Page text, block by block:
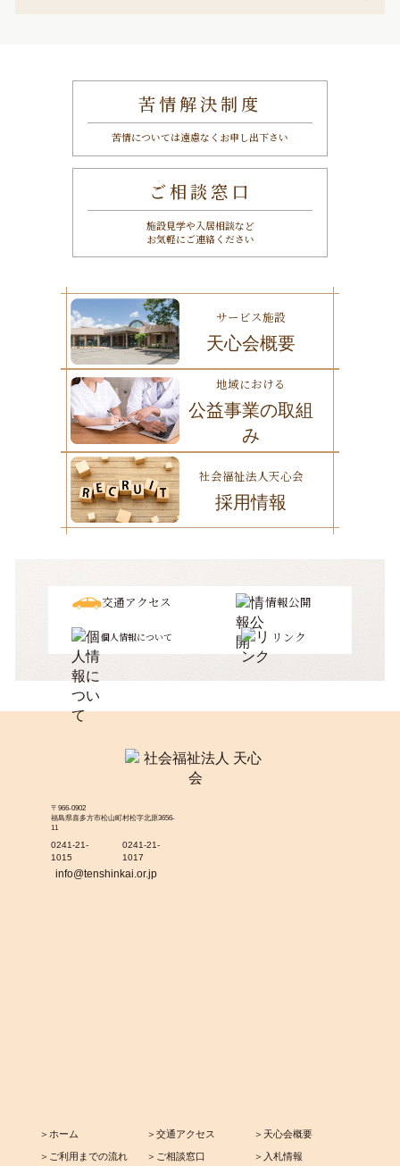
苦情解決制度
苦情については遠慮なくお申し出下さい
ご相談窓口
施設見学や入居相談など
お気軽にご連絡ください
サービス施設
天心会概要
地域における
公益事業の取組
み
社会福祉法人天心会
採用情報
交通アクセス 情報公開
個人情報について リンク
〒966-0902
福島県喜多方市松山町村松字北原3656-
11
0241-21-
1015
0241-21-
1017
info@tenshinkai.or.jp
＞ホーム
＞ご利用までの流れ
＞交通アクセス
＞ご相談窓口
＞天心会概要
＞入札情報